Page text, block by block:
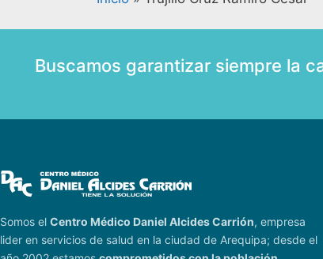
Buscamos garantizar siempre la
Somos el Centro Médico Daniel Alcides Carrión, empresa
lider en servicios de salud en la ciudad de Arequipa; desde el